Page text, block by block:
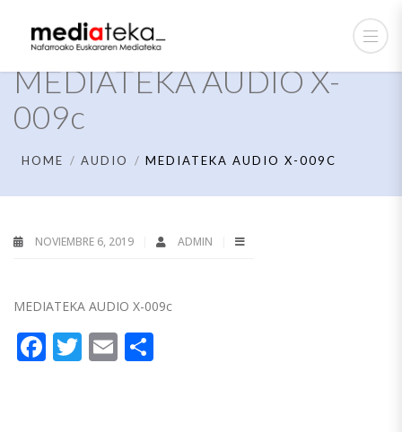
MEDIATEKA AUDIO X-
009c
HOME AUDIO MEDIATEKA AUDIO X-009C
NOVIEMBRE 6, 2019 ADMIN
MEDIATEKA AUDIO X-009c
Facebook
Twitter
Email